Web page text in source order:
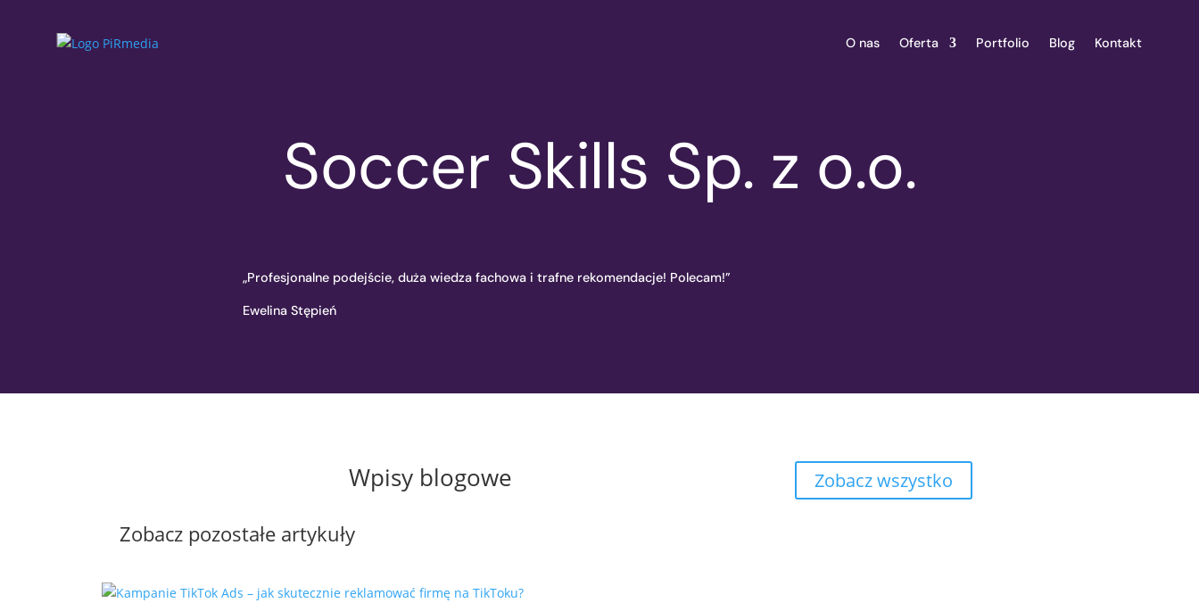
O nas Oferta Portfolio Blog Kontakt
Soccer Skills Sp. z o.o.
„Profesjonalne podejście, duża wiedza fachowa i trafne rekomendacje! Polecam!”
Ewelina Stępień
Wpisy blogowe
Zobacz pozostałe artykuły
Zobacz wszystko